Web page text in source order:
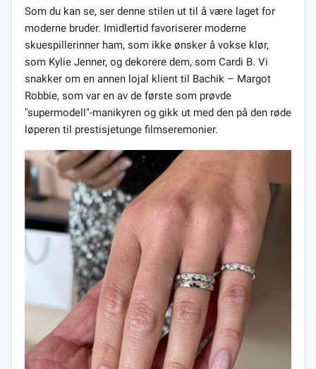
Som du kan se, ser denne stilen ut til å være laget for
moderne bruder. Imidlertid favoriserer moderne
skuespillerinner ham, som ikke ønsker å vokse klør,
som Kylie Jenner, og dekorere dem, som Cardi B. Vi
snakker om en annen lojal klient til Bachik – Margot
Robbie, som var en av de første som prøvde
"supermodell"-manikyren og gikk ut med den på den røde
løperen til prestisjetunge filmseremonier.